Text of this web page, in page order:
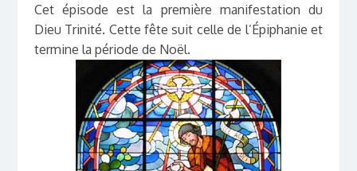
Cet épisode est la première manifestation du
Dieu Trinité. Cette fête suit celle de l’Épiphanie et
termine la période de Noël.